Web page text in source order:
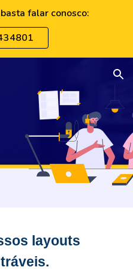
falar conosco:
layouts